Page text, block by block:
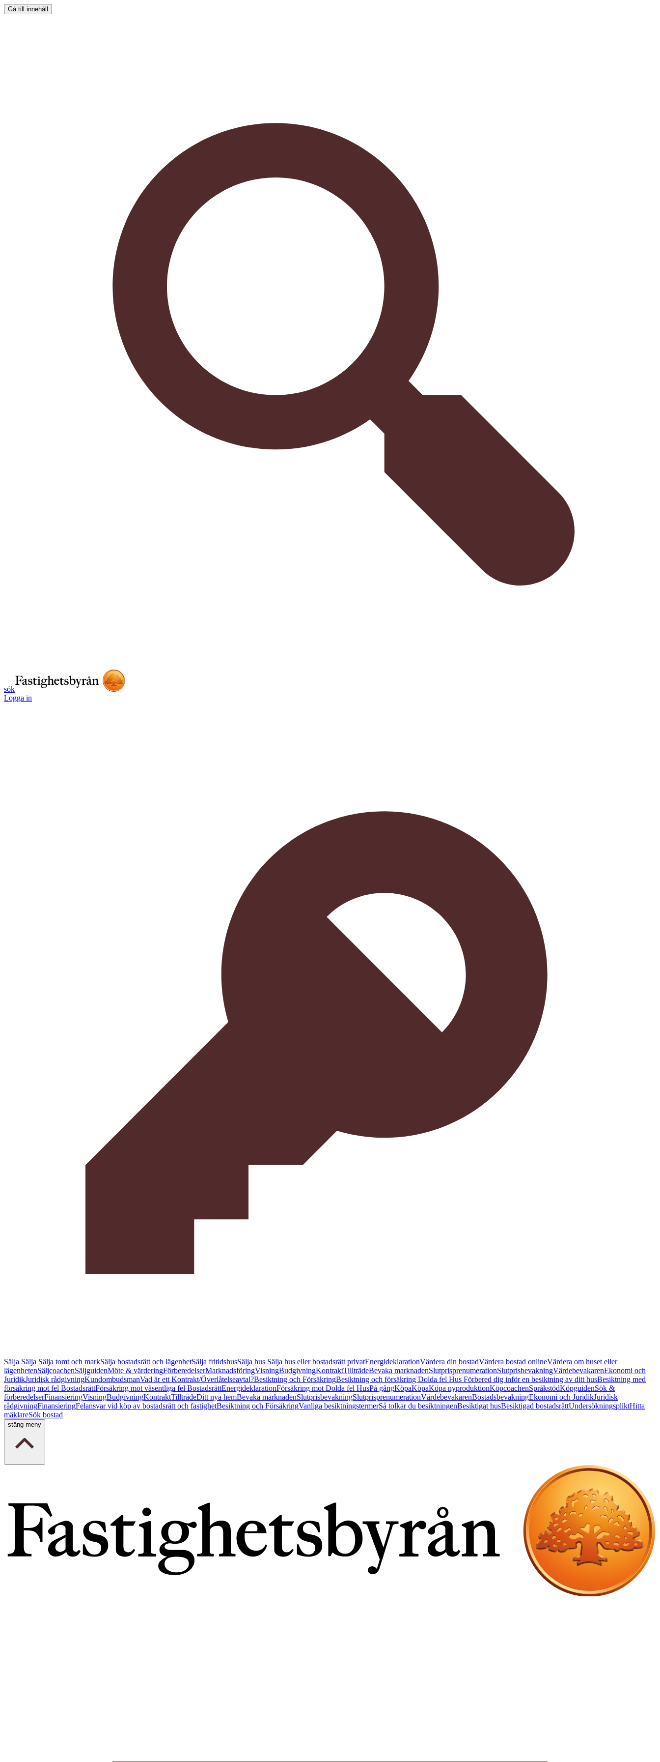
Gå till innehåll
sök
Logga in
Sälja Sälja Sälja tomt och markSälja bostadsrätt och lägenhetSälja fritidshusSälja hus Sälja hus eller bostadsrätt privatEnergideklarationVärdera din bostadVärdera bostad onlineVärdera om huset eller
lägenhetenSäljcoachenSäljguidenMöte & värderingFörberedelserMarknadsföringVisningBudgivningKontraktTillträdeBevaka marknadenSlutprisprenumerationSlutprisbevakningVärdebevakarenEkonomi och
JuridikJuridisk rådgivningKundombudsmanVad är ett Kontrakt/Överlåtelseavtal?Besiktning och FörsäkringBesiktning och försäkring Dolda fel Hus Förbered dig inför en besiktning av ditt husBesiktning med
försäkring mot fel BostadsrättFörsäkring mot väsentliga fel BostadsrättEnergideklarationFörsäkring mot Dolda fel HusPå gångKöpaKöpaKöpa nyproduktionKöpcoachenSpråkstödKöpguidenSök &
förberedelserFinansieringVisningBudgivningKontraktTillträdeDitt nya hemBevaka marknadenSlutprisbevakningSlutprisprenumerationVärdebevakarenBostadsbevakningEkonomi och JuridikJuridisk
rådgivningFinansieringFelansvar vid köp av bostadsrätt och fastighetBesiktning och FörsäkringVanliga besiktningstermerSå tolkar du besiktningenBesiktigat husBesiktigad bostadsrättUndersökningspliktHitta
mäklareSök bostad
stäng meny